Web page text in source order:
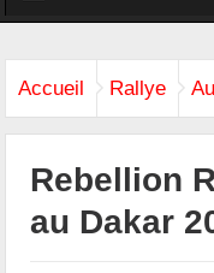
Accueil Rallye
Rebellion
au Dakar